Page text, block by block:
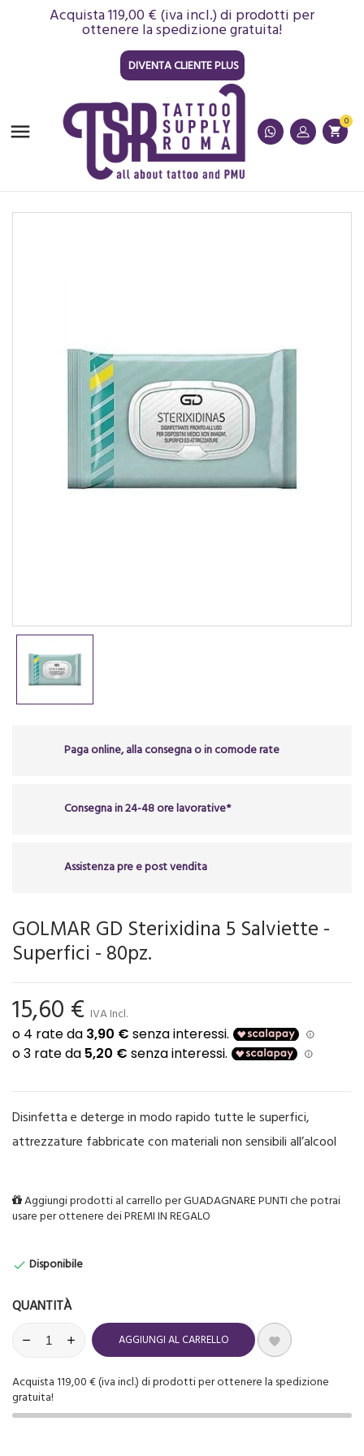
Acquista 119,00 € (iva incl.) di prodotti per
ottenere la spedizione gratuita!
DIVENTA CLIENTE PLUS
 shopping_cart
0
Paga online, alla consegna o in comode rate
Consegna in 24-48 ore lavorative*
Assistenza pre e post vendita
GOLMAR GD Sterixidina 5 Salviette -
Superfici - 80pz.
15,60 € IVA Incl.
Disinfetta e deterge in modo rapido tutte le superfici,
attrezzature fabbricate con materiali non sensibili all’alcool
Aggiungi prodotti al carrello per GUADAGNARE PUNTI che potrai
usare per ottenere dei PREMI IN REGALO
 Disponibile
QUANTITÀ
AGGIUNGI AL CARRELLO 
Acquista 119,00 € (iva incl.) di prodotti per ottenere la spedizione
gratuita!